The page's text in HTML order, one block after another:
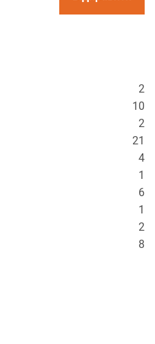
2
10
2
21
4
1
6
1
2
8